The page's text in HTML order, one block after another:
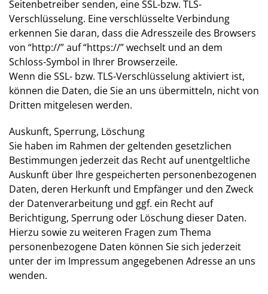
Seitenbetreiber senden, eine SSL-bzw. TLS-
Verschlüsselung. Eine verschlüsselte Verbindung
erkennen Sie daran, dass die Adresszeile des Browsers
von “http://” auf “https://” wechselt und an dem
Schloss-Symbol in Ihrer Browserzeile.
Wenn die SSL- bzw. TLS-Verschlüsselung aktiviert ist,
können die Daten, die Sie an uns übermitteln, nicht von
Dritten mitgelesen werden.
Auskunft, Sperrung, Löschung
Sie haben im Rahmen der geltenden gesetzlichen
Bestimmungen jederzeit das Recht auf unentgeltliche
Auskunft über Ihre gespeicherten personenbezogenen
Daten, deren Herkunft und Empfänger und den Zweck
der Datenverarbeitung und ggf. ein Recht auf
Berichtigung, Sperrung oder Löschung dieser Daten.
Hierzu sowie zu weiteren Fragen zum Thema
personenbezogene Daten können Sie sich jederzeit
unter der im Impressum angegebenen Adresse an uns
wenden.